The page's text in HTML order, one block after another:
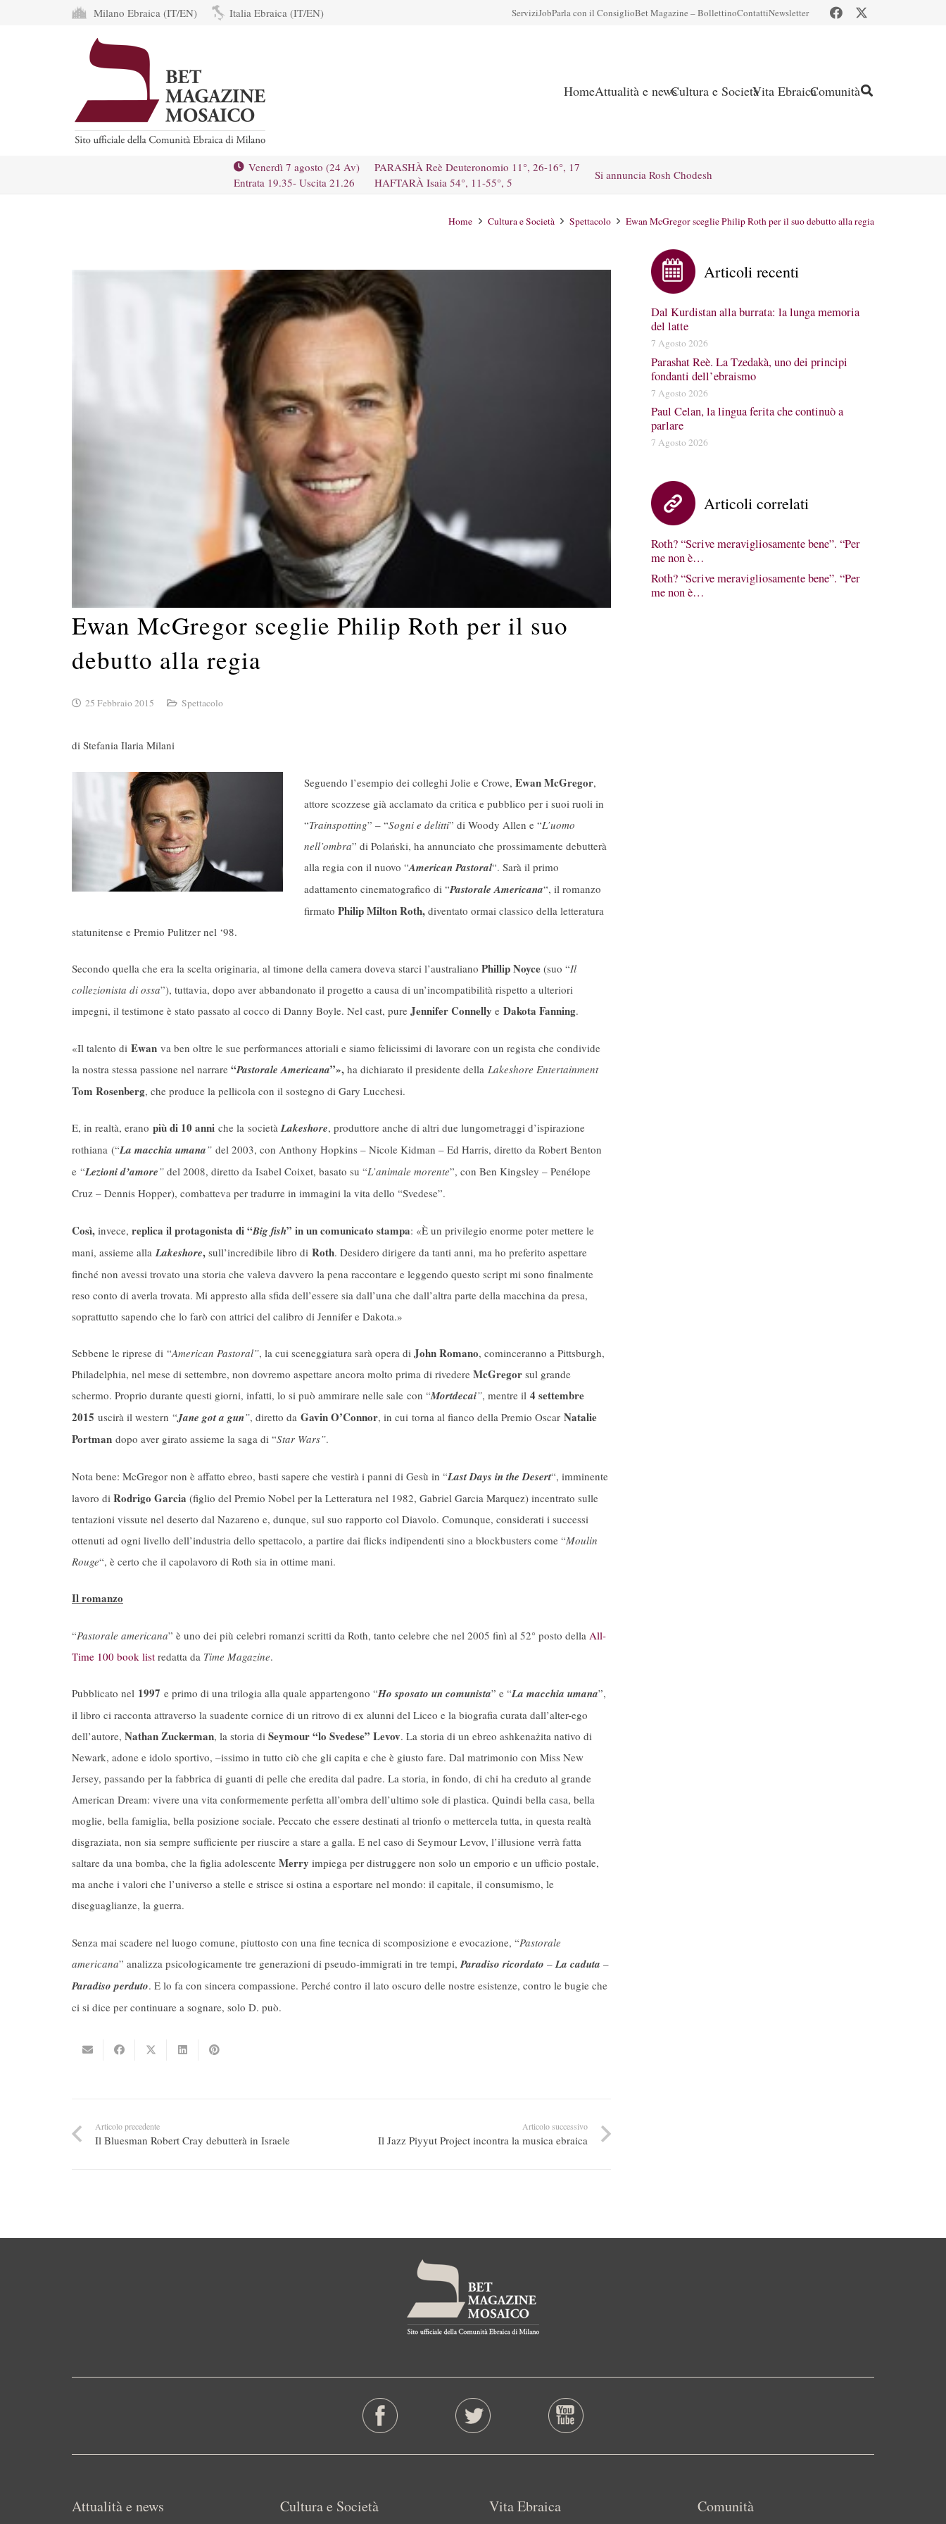
Milano Ebraica (IT/EN) Italia Ebraica (IT/EN) ServiziJobParla con il ConsiglioBet Magazine – BollettinoContattiNewsletter
HomeAttualità e newsCultura e SocietàVita EbraicaComunità
Venerdì 7 agosto (24 Av)
Entrata 19.35- Uscita 21.26
PARASHÀ Reè Deuteronomio 11°, 26-16°, 17
HAFTARÀ Isaia 54°, 11-55°, 5
Si annuncia Rosh Chodesh
Home Cultura e Società Spettacolo Ewan McGregor sceglie Philip Roth per il suo debutto alla regia
Ewan McGregor sceglie Philip Roth per il suo
debutto alla regia
25 Febbraio 2015 Spettacolo
di Stefania Ilaria Milani
Seguendo l’esempio dei colleghi Jolie e Crowe, Ewan McGregor,
attore scozzese già acclamato da critica e pubblico per i suoi ruoli in
“Trainspotting” – “Sogni e delitti” di Woody Allen e “L’uomo
nell’ombra” di Polański, ha annunciato che prossimamente debutterà
alla regia con il nuovo “American Pastoral“. Sarà il primo
adattamento cinematografico di “Pastorale Americana“, il romanzo
firmato Philip Milton Roth, diventato ormai classico della letteratura
statunitense e Premio Pulitzer nel ‘98.
Secondo quella che era la scelta originaria, al timone della camera doveva starci l’australiano Phillip Noyce (suo “Il
collezionista di ossa”), tuttavia, dopo aver abbandonato il progetto a causa di un’incompatibilità rispetto a ulteriori
impegni, il testimone è stato passato al cocco di Danny Boyle. Nel cast, pure Jennifer Connelly e Dakota Fanning.
«Il talento di Ewan va ben oltre le sue performances attoriali e siamo felicissimi di lavorare con un regista che condivide
la nostra stessa passione nel narrare “Pastorale Americana”», ha dichiarato il presidente della Lakeshore Entertainment
Tom Rosenberg, che produce la pellicola con il sostegno di Gary Lucchesi.
E, in realtà, erano più di 10 anni che la societàLakeshore, produttore anche di altri due lungometraggi d’ispirazione
rothiana (“La macchia umana” del 2003, con Anthony Hopkins – Nicole Kidman – Ed Harris, diretto da Robert Benton
e “Lezioni d’amore” del 2008, diretto da Isabel Coixet, basato su “L’animale morente”, con Ben Kingsley – Penélope
Cruz – Dennis Hopper), combatteva per tradurre in immagini la vita dello “Svedese”.
Così, invece, replica il protagonista di “Big fish” in un comunicato stampa: «È un privilegio enorme poter mettere le
mani, assieme alla Lakeshore, sull’incredibile libro di Roth. Desidero dirigere da tanti anni, ma ho preferito aspettare
finché non avessi trovato una storia che valeva davvero la pena raccontare e leggendo questo script mi sono finalmente
reso conto di averla trovata. Mi appresto alla sfida dell’essere sia dall’una che dall’altra parte della macchina da presa,
soprattutto sapendo che lo farò con attrici del calibro di Jennifer e Dakota.»
Sebbene le riprese di “American Pastoral”, la cui sceneggiatura sarà opera di John Romano, cominceranno a Pittsburgh,
Philadelphia, nel mese di settembre, non dovremo aspettare ancora molto prima di rivedere McGregor sul grande
schermo. Proprio durante questi giorni, infatti, lo si può ammirare nelle sale con “Mortdecai”, mentre il 4 settembre
2015 uscirà il western “Jane got a gun”, diretto da Gavin O’Connor, in cui torna al fianco della Premio Oscar Natalie
Portman dopo aver girato assieme la saga di “Star Wars”.
Nota bene: McGregor non è affatto ebreo, basti sapere che vestirà i panni di Gesù in “Last Days in the Desert“, imminente
lavoro di Rodrigo Garcia (figlio del Premio Nobel per la Letteratura nel 1982, Gabriel Garcia Marquez) incentrato sulle
tentazioni vissute nel deserto dal Nazareno e, dunque, sul suo rapporto col Diavolo. Comunque, considerati i successi
ottenuti ad ogni livello dell’industria dello spettacolo, a partire dai flicks indipendenti sino a blockbusters come “Moulin
Rouge“, è certo che il capolavoro di Roth sia in ottime mani.
Il romanzo
“Pastorale americana” è uno dei più celebri romanzi scritti da Roth, tanto celebre che nel 2005 finì al 52° posto della All-
Time 100 book list redatta da Time Magazine.
Pubblicato nel 1997 e primo di una trilogia alla quale appartengono “Ho sposato un comunista” e “La macchia umana”,
il libro ci racconta attraverso la suadente cornice di un ritrovo di ex alunni del Liceo e la biografia curata dall’alter-ego
dell’autore, Nathan Zuckerman, la storia di Seymour“lo Svedese” Levov. La storia di un ebreo ashkenażita nativo di
Newark, adone e idolo sportivo, –issimo in tutto ciò che gli capita e che è giusto fare. Dal matrimonio con Miss New
Jersey, passando per la fabbrica di guanti di pelle che eredita dal padre. La storia, in fondo, di chi ha creduto al grande
American Dream: vivere una vita conformemente perfetta all’ombra dell’ultimo sole di plastica. Quindi bella casa, bella
moglie, bella famiglia, bella posizione sociale. Peccato che essere destinati al trionfo o mettercela tutta, in questa realtà
disgraziata, non sia sempre sufficiente per riuscire a stare a galla. E nel caso di Seymour Levov, l’illusione verrà fatta
saltare da una bomba, che la figlia adolescente Merry impiega per distruggere non solo un emporio e un ufficio postale,
ma anche i valori che l’universo a stelle e strisce si ostina a esportare nel mondo: il capitale, il consumismo, le
diseguaglianze, la guerra.
Senza mai scadere nel luogo comune, piuttosto con una fine tecnica di scomposizione e evocazione, “Pastorale
americana” analizza psicologicamente tre generazioni di pseudo-immigrati in tre tempi, Paradiso ricordato – La caduta –
Paradiso perduto. E lo fa con sincera compassione. Perché contro il lato oscuro delle nostre esistenze, contro le bugie che
ci si dice per continuare a sognare, solo D. può.
Articolo precedente
Il Bluesman Robert Cray debutterà in Israele
Articolo successivo
Il Jazz Piyyut Project incontra la musica ebraica
Articoli recenti
Dal Kurdistan alla burrata: la lunga memoria
del latte
7 Agosto 2026
Parashat Reè. La Tzedakà, uno dei principi
fondanti dell’ebraismo
7 Agosto 2026
Paul Celan, la lingua ferita che continuò a
parlare
7 Agosto 2026
Articoli correlati
Roth? “Scrive meravigliosamente bene”. “Per
me non è…
Roth? “Scrive meravigliosamente bene”. “Per
me non è…
Attualità e news Cultura e Società Vita Ebraica Comunità